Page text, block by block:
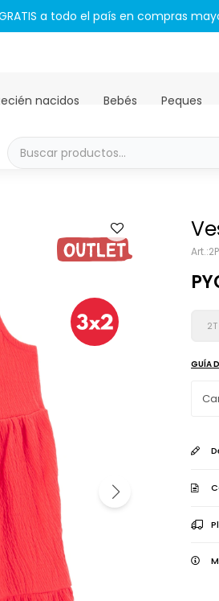
a todo el país en compras
nacidos Bebés Peques
2T
GUÍA